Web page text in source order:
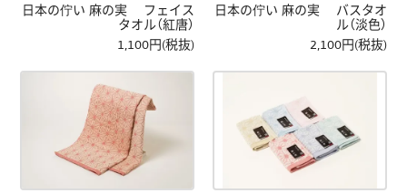
日本の佇い 麻の実 フェイス
タオル（紅唐）
1,100円(税抜)
日本の佇い 麻の実 バスタオ
ル（淡色）
2,100円(税抜)